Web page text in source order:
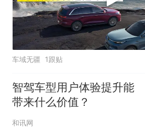
车域无疆 1跟贴
智驾车型用户体验提升能
带来什么价值？
和讯网